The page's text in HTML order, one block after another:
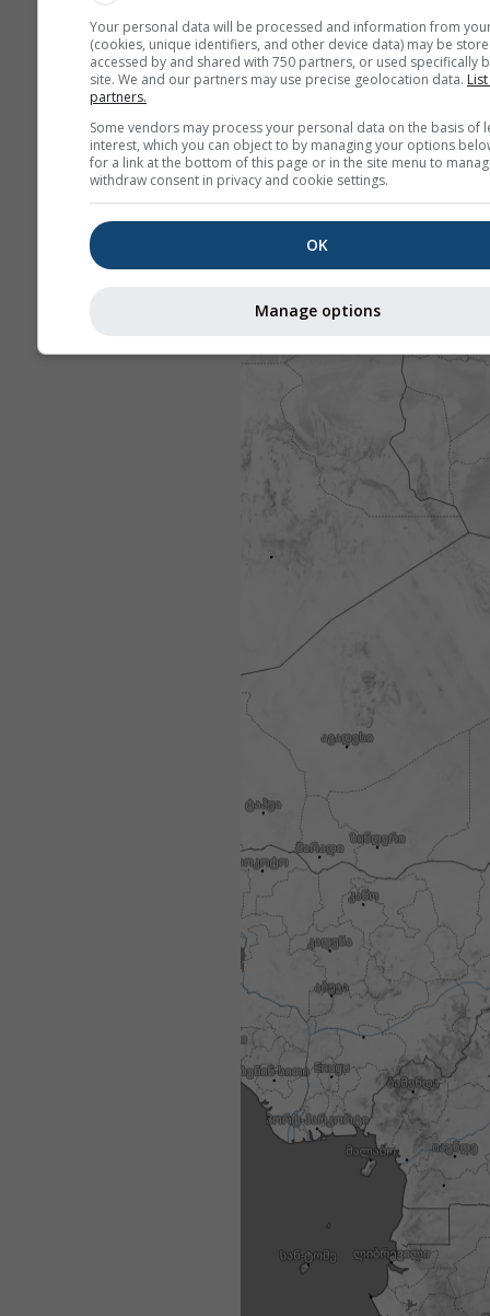
Your personal data will be processed and information from
(cookies, unique identifiers, and other device data) may be
accessed by and shared with 750 partners, or used specifically
site. We and our partners may use precise geolocation data.
partners.
Some vendors may process your personal data on the basis of
interest, which you can object to by managing your options
for a link at the bottom of this page or in the site menu to
withdraw consent in privacy and cookie settings.
OK
Manage options